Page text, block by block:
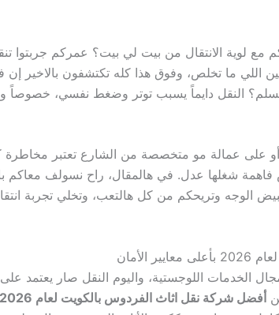
مع لوية الانتقال من بيت لي بيت؟ عمركم
اللي ما تخلص، وفوق هذا كله تكتشفون بالاخير
النقل دايماً يسبب توتر وضغط نفسي، خصوصاً
عمالة مو متخصصة من الشارع تعتبر مخاطرة
فاهمة شغلها عدل. في هالمقال، راح نسولف معاكم
الوجه وتريحكم من كل هالتعب، وتخلي تجربة
في مجال الخدمات اللوجستية، واليوم النقل صار يعتمد
أفضل شركة نقل اثاث الفردوس بالكويت لعام 2026 بأعلى معايير الأمان